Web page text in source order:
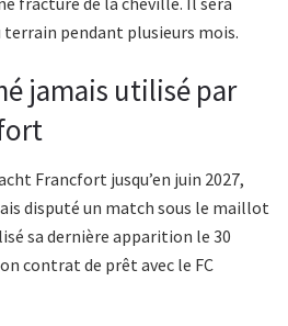
pendant plusieurs mois.
jamais utilisé par
Francfort jusqu’en juin 2027,
disputé un match sous le maillot
sa dernière apparition le 30
contrat de prêt avec le FC